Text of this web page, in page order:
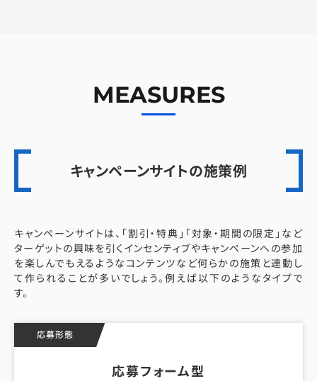
MEASURES
キャンペーンサイトの施策例
キャンペーンサイトは、「割引・特典」「対象・期間の限定」など
ターゲットの興味を引くインセンティブやキャンペーンへの参加
を楽しんでもえるようなコンテンツなど何らかの施策と連動し
て作られることが多いでしょう。例えば以下のようなタイプで
す。
応募形態
応募フォーム型